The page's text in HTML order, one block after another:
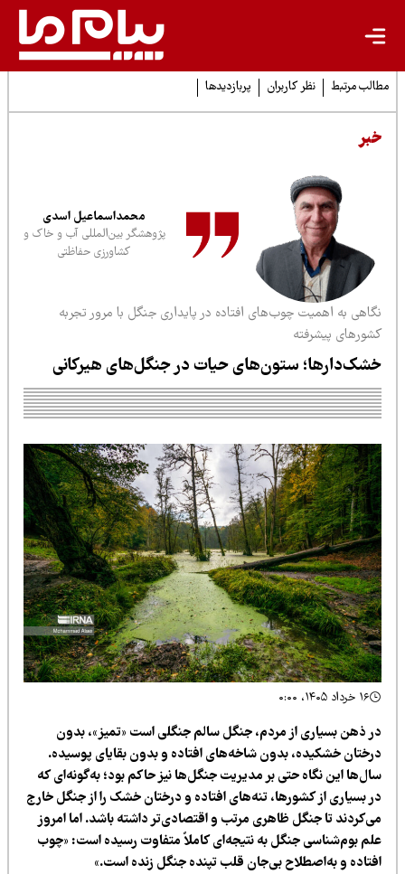
مرتبط نظر کاربران پربازدیدها
محمداسماعیل اسدی
پژوهشگر بین‌المللی آب و خاک و
کشاورزی حفاظتی
به اهمیت چوب‌های افتاده در پایداری جنگل با مرور تجربه
پیشرفته
ستون‌های حیات در جنگل‌های هیرکانی
ذهن بسیاری از مردم، جنگل سالم جنگلی است «تمیز»، بدون
خشکیده، بدون شاخه‌های افتاده و بدون بقایای پوسیده.
این نگاه حتی بر مدیریت جنگل‌ها نیز حاکم بود؛ به‌گونه‌ای که
بسیاری از کشورها، تنه‌های افتاده و درختان خشک را از جنگل خارج
تا جنگل ظاهری مرتب و اقتصادی‌تر داشته باشد. اما امروز
بوم‌شناسی جنگل به نتیجه‌ای کاملاً متفاوت رسیده است: «چوب
و به‌اصطلاح بی‌جان قلب تپنده جنگل زنده است.»